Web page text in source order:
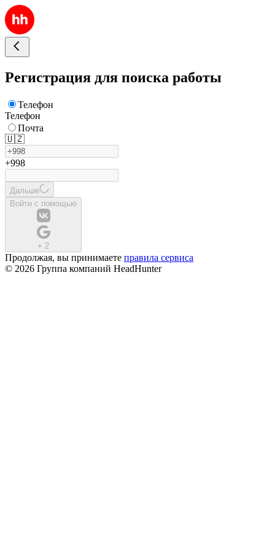
Регистрация для поиска работы
Телефон
Телефон
Почта
🇺🇿
+998
Дальше
Войти с помощью
+ 2
Продолжая, вы принимаете правила сервиса
© 2026 Группа компаний HeadHunter